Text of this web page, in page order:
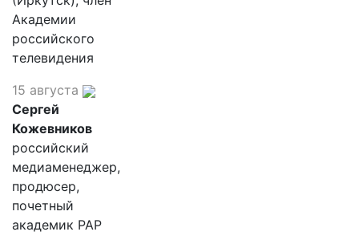
Академии
российского
телевидения
15 августа
Сергей
Кожевников
российский
медиаменеджер,
продюсер,
почетный
академик РАР